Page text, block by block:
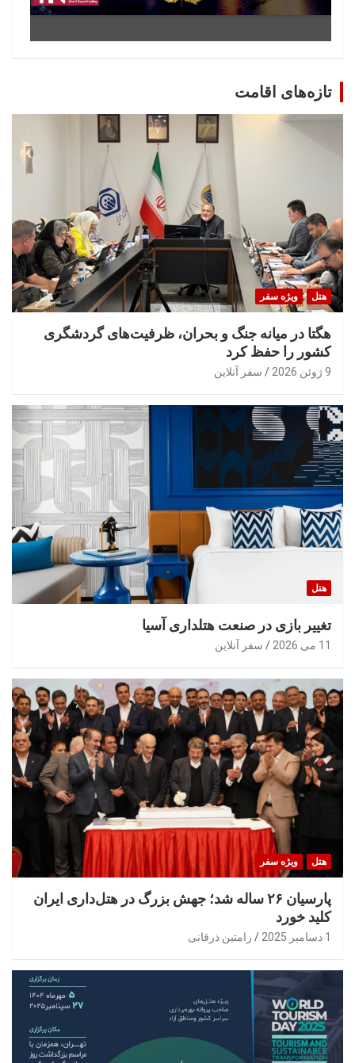
تازه‌های اقامت
هتل ویژه سفر
هگتا در میانه جنگ و بحران، ظرفیت‌های گردشگری
کشور را حفظ کرد
9 ژوئن 2026 سفر آنلاین
هتل
تغییر بازی در صنعت هتلداری آسیا
11 می 2026 سفر آنلاین
هتل ویژه سفر
پارسیان ۲۶ ساله شد؛ جهش بزرگ در هتل‌داری ایران
کلید خورد
1 دسامبر 2025 رامتین ذرقانی